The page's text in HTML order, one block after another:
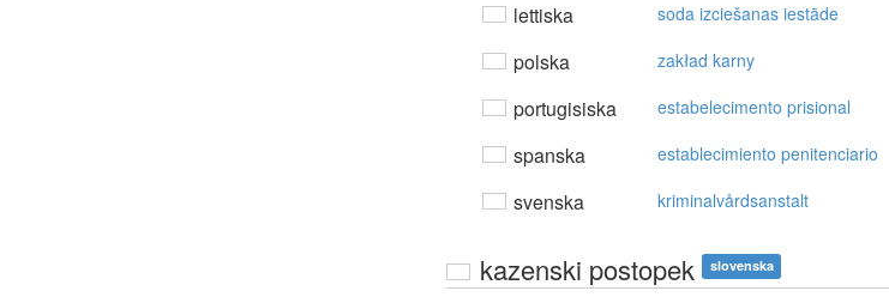
lettiska soda izciešanas iestāde
polska zakład karny
portugisiska estabelecimento prisional
spanska establecimiento penitenciario
svenska kriminalvårdsanstalt
kazenski postopek slovenska